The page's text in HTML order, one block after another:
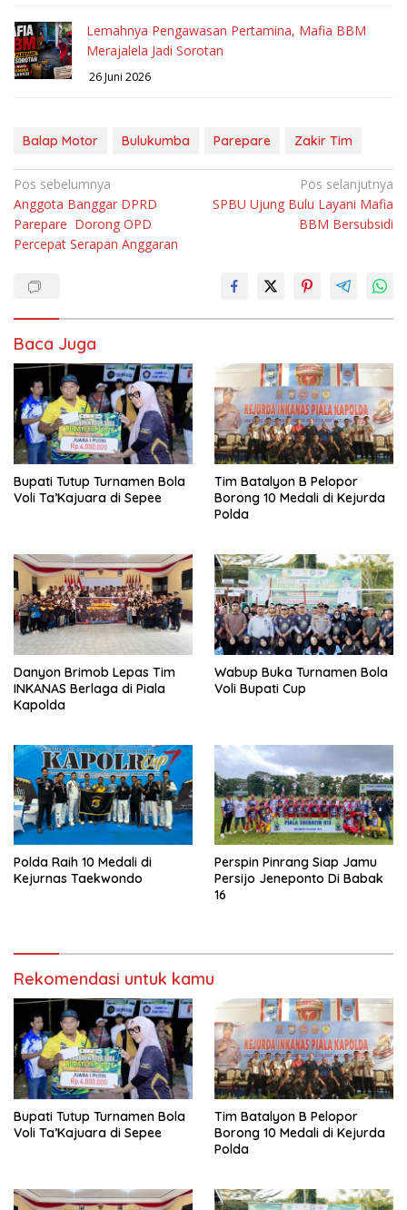
Lemahnya Pengawasan Pertamina, Mafia BBM
Merajalela Jadi Sorotan
26 Juni 2026
Balap Motor Bulukumba Parepare Zakir Tim
Navigasi
pos
Pos sebelumnya
Anggota Banggar DPRD
Parepare Dorong OPD
Percepat Serapan Anggaran
Pos selanjutnya
SPBU Ujung Bulu Layani Mafia
BBM Bersubsidi
Baca Juga
Bupati Tutup Turnamen Bola
Voli Ta’Kajuara di Sepee
Tim Batalyon B Pelopor
Borong 10 Medali di Kejurda
Polda
Danyon Brimob Lepas Tim
INKANAS Berlaga di Piala
Kapolda
Wabup Buka Turnamen Bola
Voli Bupati Cup
Polda Raih 10 Medali di
Kejurnas Taekwondo
Perspin Pinrang Siap Jamu
Persijo Jeneponto Di Babak
16
Rekomendasi untuk kamu
Bupati Tutup Turnamen Bola
Voli Ta’Kajuara di Sepee
Tim Batalyon B Pelopor
Borong 10 Medali di Kejurda
Polda